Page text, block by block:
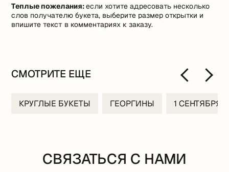
Теплые пожелания:если хотите адресовать несколько
слов получателю букета, выберите размер открытки и
впишите текст в комментариях к заказу.
СМОТРИТЕ ЕЩЕ
КРУГЛЫЕ БУКЕТЫ ГЕОРГИНЫ 1 СЕНТЯБРЯ
СВЯЗАТЬСЯ С НАМИ